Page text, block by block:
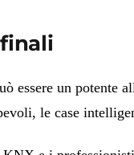
essere un potente
le case